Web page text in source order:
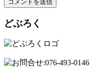
どぶろく